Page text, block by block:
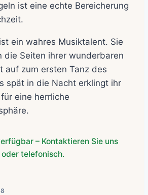
ist eine echte Bereicherung
ein wahres Musiktalent. Sie
die Seiten ihrer wunderbaren
auf zum ersten Tanz des
spät in die Nacht erklingt ihr
eine herrliche
– Kontaktieren Sie uns
telefonisch.